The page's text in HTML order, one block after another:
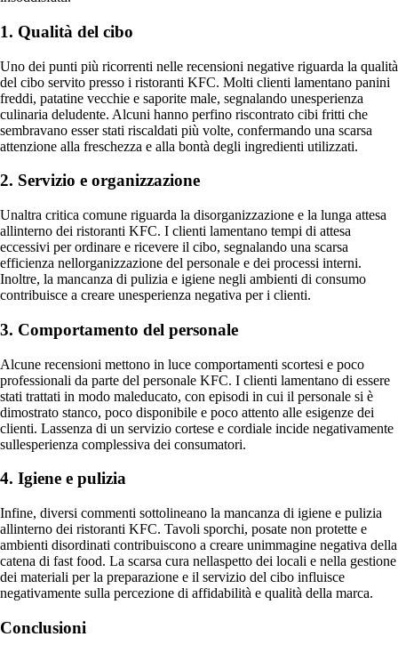
1. Qualità del cibo
Uno dei punti più ricorrenti nelle recensioni negative riguarda la qualità
del cibo servito presso i ristoranti KFC. Molti clienti lamentano panini
freddi, patatine vecchie e saporite male, segnalando unesperienza
culinaria deludente. Alcuni hanno perfino riscontrato cibi fritti che
sembravano esser stati riscaldati più volte, confermando una scarsa
attenzione alla freschezza e alla bontà degli ingredienti utilizzati.
2. Servizio e organizzazione
Unaltra critica comune riguarda la disorganizzazione e la lunga attesa
allinterno dei ristoranti KFC. I clienti lamentano tempi di attesa
eccessivi per ordinare e ricevere il cibo, segnalando una scarsa
efficienza nellorganizzazione del personale e dei processi interni.
Inoltre, la mancanza di pulizia e igiene negli ambienti di consumo
contribuisce a creare unesperienza negativa per i clienti.
3. Comportamento del personale
Alcune recensioni mettono in luce comportamenti scortesi e poco
professionali da parte del personale KFC. I clienti lamentano di essere
stati trattati in modo maleducato, con episodi in cui il personale si è
dimostrato stanco, poco disponibile e poco attento alle esigenze dei
clienti. Lassenza di un servizio cortese e cordiale incide negativamente
sullesperienza complessiva dei consumatori.
4. Igiene e pulizia
Infine, diversi commenti sottolineano la mancanza di igiene e pulizia
allinterno dei ristoranti KFC. Tavoli sporchi, posate non protette e
ambienti disordinati contribuiscono a creare unimmagine negativa della
catena di fast food. La scarsa cura nellaspetto dei locali e nella gestione
dei materiali per la preparazione e il servizio del cibo influisce
negativamente sulla percezione di affidabilità e qualità della marca.
Conclusioni